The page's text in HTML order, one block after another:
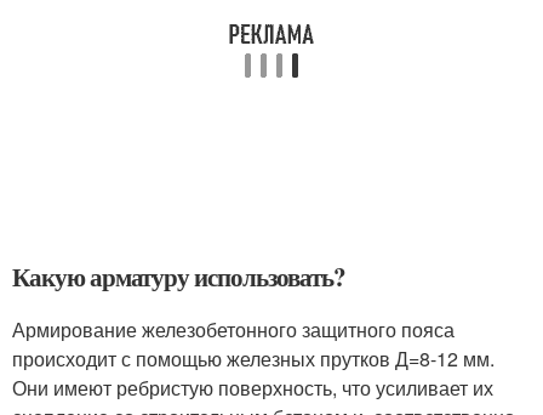
Какую арматуру использовать?
Армирование железобетонного защитного пояса
происходит с помощью железных прутков Д=8-12 мм.
Они имеют ребристую поверхность, что усиливает их